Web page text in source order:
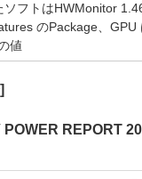
ソフトはHWMonitor
のPackage、GPU
値
POWER REPORT